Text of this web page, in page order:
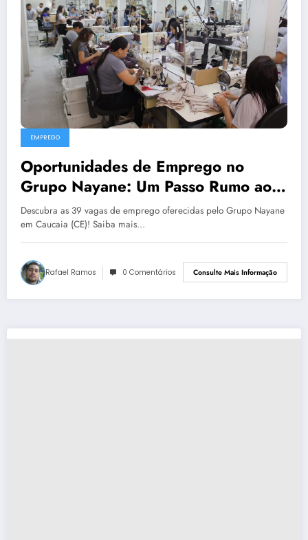
EMPREGO
Oportunidades de Emprego no
Grupo Nayane: Um Passo Rumo ao
Crescimento Pessoal e Profissional
Descubra as 39 vagas de emprego oferecidas pelo Grupo Nayane
em Caucaia (CE)! Saiba mais…
Rafael Ramos 0 Comentários Consulte Mais Informação